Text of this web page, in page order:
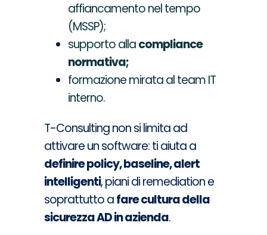
affiancamento nel tempo
(MSSP);
supporto allacompliance
normativa;
formazione mirata al team IT
interno.
T-Consulting non si limita ad
attivare un software: ti aiuta a
definire policy, baseline, alert
intelligenti, piani di remediation e
soprattutto afare cultura della
sicurezza AD in azienda.